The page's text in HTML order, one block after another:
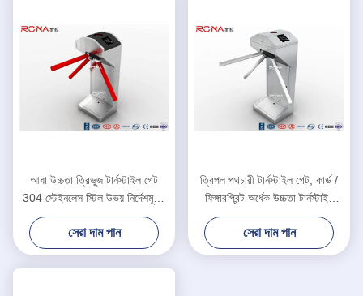
আধা উচ্চতা ত্রিভুজ টার্নস্টাইল গেট
304 স্টেইনলেস স্টিল উভয় নির্দেশমূলক
আরএফআইডি কার্ড রিডার
সেরা দাম পান
ত্রিপল পথচারী টার্নস্টাইল গেট, কার্ড /
ফিঙ্গারপ্রিন্ট অর্ধেক উচ্চতা টার্নস্টাইল
অ্যাক্সেস কন্ট্রোল
সেরা দাম পান